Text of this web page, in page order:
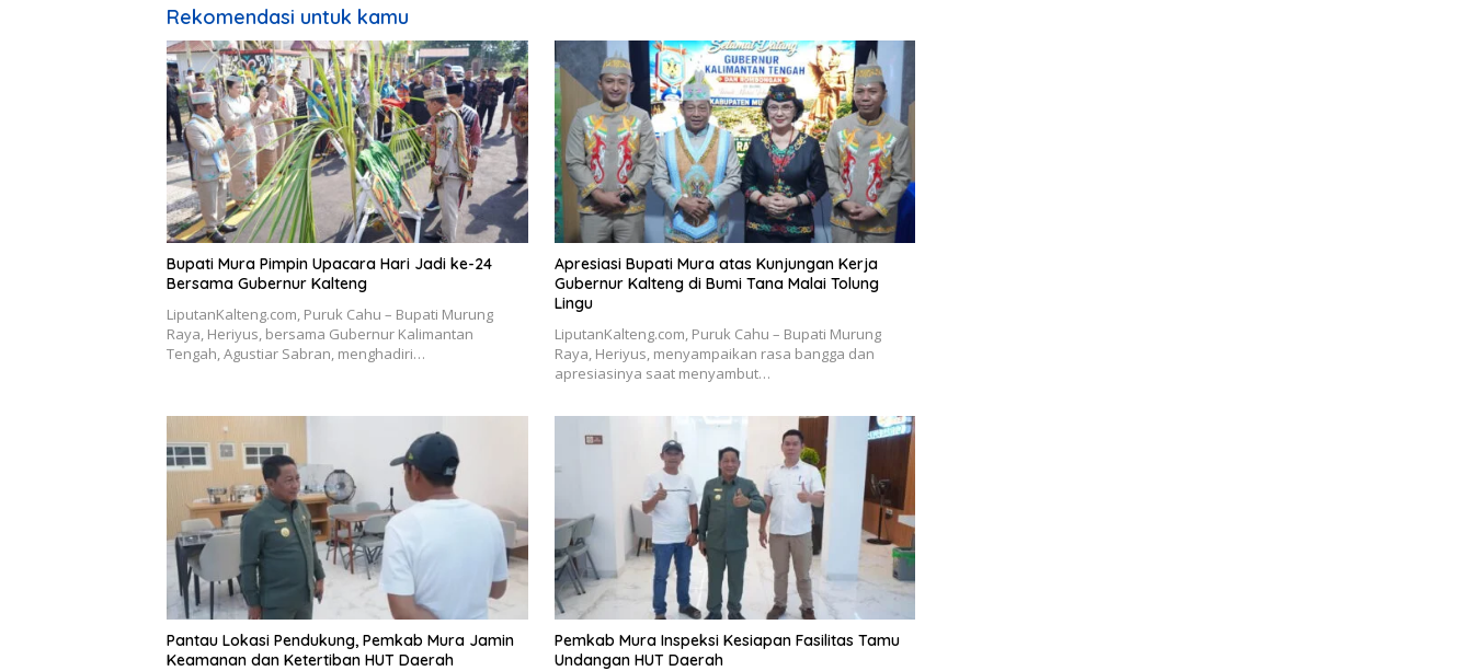
Rekomendasi untuk kamu
Bupati Mura Pimpin Upacara Hari Jadi ke-24
Bersama Gubernur Kalteng
LiputanKalteng.com, Puruk Cahu – Bupati Murung
Raya, Heriyus, bersama Gubernur Kalimantan
Tengah, Agustiar Sabran, menghadiri…
Apresiasi Bupati Mura atas Kunjungan Kerja
Gubernur Kalteng di Bumi Tana Malai Tolung
Lingu
LiputanKalteng.com, Puruk Cahu – Bupati Murung
Raya, Heriyus, menyampaikan rasa bangga dan
apresiasinya saat menyambut…
Pantau Lokasi Pendukung, Pemkab Mura Jamin
Keamanan dan Ketertiban HUT Daerah
Pemkab Mura Inspeksi Kesiapan Fasilitas Tamu
Undangan HUT Daerah